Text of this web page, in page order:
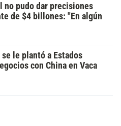
no pudo dar precisiones
de $4 billones: "En algún
se le plantó a Estados
con China en Vaca